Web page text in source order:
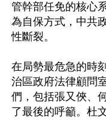
管幹部任免的核心
為自保方式，中共
性斷裂。
在局勢最危急的時
治區政府法律顧問
們，包括張又俠、
了最後的呼籲。杜